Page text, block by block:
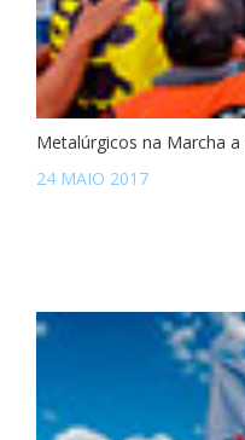
Metalúrgicos na Marcha
24 MAIO 2017